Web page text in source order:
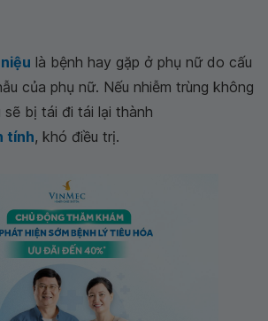
là bệnh hay gặp ở phụ nữ do cấu
của phụ nữ. Nếu nhiễm trùng không
bị tái đi tái lại thành
tính, khó điều trị.